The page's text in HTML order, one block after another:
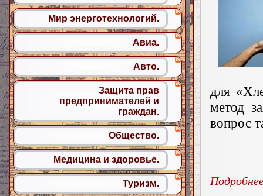
для
метод
вопрос
Мир энерготехнологий.
Авиа.
Авто.
Защита прав
предпринимателей и
граждан.
Общество.
Медицина и здоровье.
Туризм.